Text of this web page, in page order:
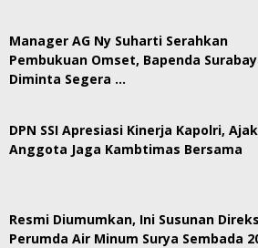
Manager AG Ny Suharti Serahkan
Pembukuan Omset, Bapenda
Diminta Segera …
DPN SSI Apresiasi Kinerja Kapolri, Ajak
Anggota Jaga Kambtimas Bersama
Resmi Diumumkan, Ini Susunan
Perumda Air Minum Surya Sembada